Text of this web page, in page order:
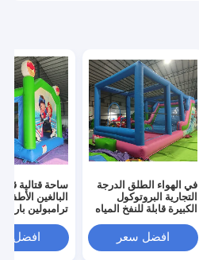
في الهواء الطلق الدرجة
التجارية البروتوكول
الكبيرة قابلة للنفخ المياه
كومبو قلعة هوب
افضل سعر
ساحة قتالية
البالغين الأطفال
ترامبولين بارك
جوست قلعةافضل